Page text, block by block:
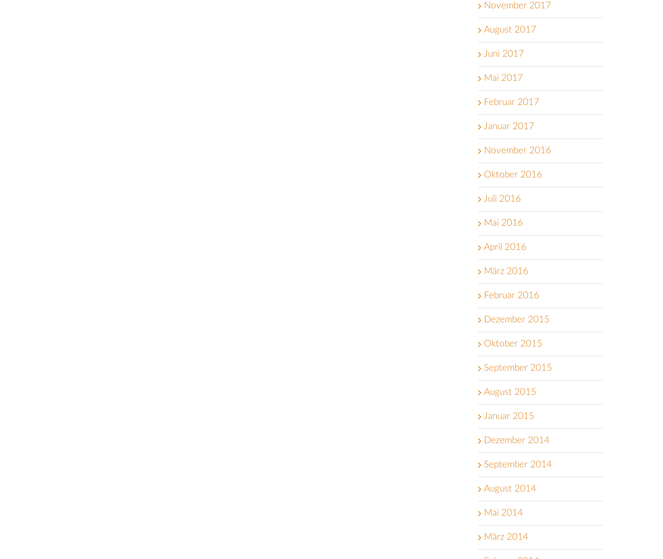
November 2017
August 2017
Juni 2017
Mai 2017
Februar 2017
Januar 2017
November 2016
Oktober 2016
Juli 2016
Mai 2016
April 2016
März 2016
Februar 2016
Dezember 2015
Oktober 2015
September 2015
August 2015
Januar 2015
Dezember 2014
September 2014
August 2014
Mai 2014
März 2014